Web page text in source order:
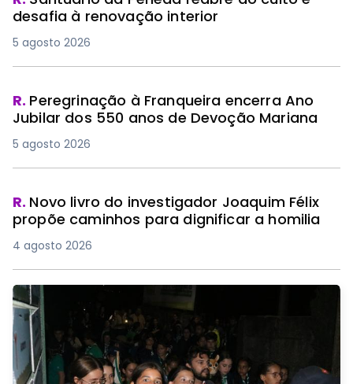
desafia à renovação interior
5 agosto 2026
R. Peregrinação à Franqueira encerra Ano
Jubilar dos 550 anos de Devoção Mariana
5 agosto 2026
R. Novo livro do investigador Joaquim Félix
propõe caminhos para dignificar a homilia
4 agosto 2026